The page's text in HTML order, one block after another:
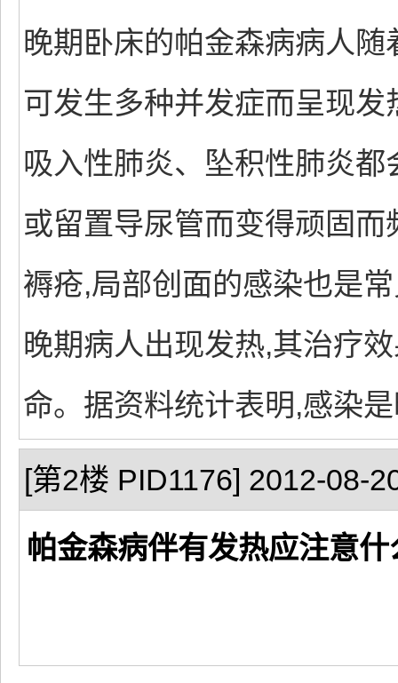
晚期卧床的帕金森病病人
可发生多种并发症而呈现
吸入性肺炎、坠积性肺炎
或留置导尿管而变得顽固
褥疮,局部创面的感染也是
晚期病人出现发热,其治疗
命。据资料统计表明,感染
[第2楼 PID1176] 2012-08-
帕金森病伴有发热应注意